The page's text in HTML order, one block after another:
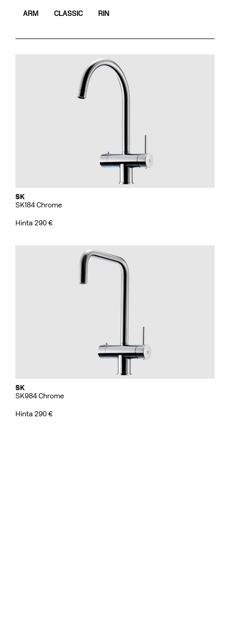
ARM CLASSIC RIN
SK
SK184 Chrome
Hinta 290 €
SK
SK984 Chrome
Hinta 290 €